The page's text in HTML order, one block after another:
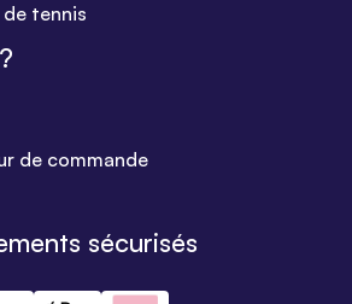
tennis
de commande
sécurisés